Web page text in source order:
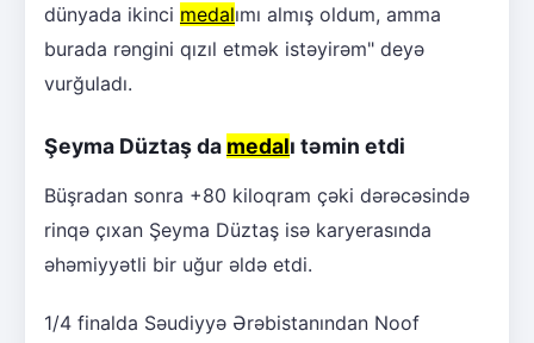
dünyada ikinci medalımı almış oldum, amma
burada rəngini qızıl etmək istəyirəm" deyə
vurğuladı.
Şeyma Düztaş da medalı təmin etdi
Büşradan sonra +80 kiloqram çəki dərəcəsində
rinqə çıxan Şeyma Düztaş isə karyerasında
əhəmiyyətli bir uğur əldə etdi.
1/4 finalda Səudiyyə Ərəbistanından Noof